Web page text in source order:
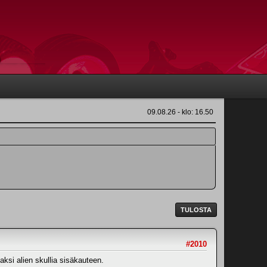
09.08.26 - klo: 16.50
TULOSTA
#2010
alien skullia sisäkauteen.